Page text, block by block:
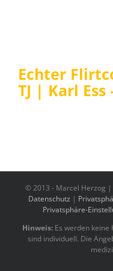
Echter
TJ | Karl Ess
© 2013 - Marcel Herzog |
Datenschutz |
Privatsphäre-
Hinweis: Es werden
sind individuell. Die